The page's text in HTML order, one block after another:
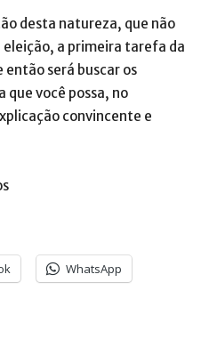
desta natureza, que não
a primeira tarefa da
será buscar os
que você possa, no
convincente e
WhatsApp